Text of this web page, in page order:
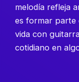
melodía refleja
es formar parte
vida con
cotidiano en